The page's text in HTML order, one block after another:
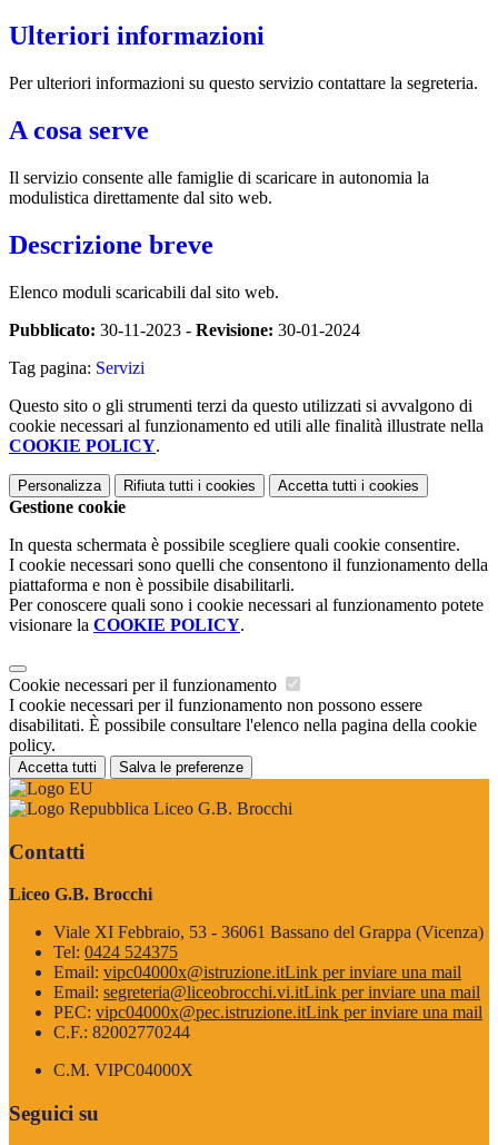
Ulteriori informazioni
Per ulteriori informazioni su questo servizio contattare la segreteria.
A cosa serve
Il servizio consente alle famiglie di scaricare in autonomia la
modulistica direttamente dal sito web.
Descrizione breve
Elenco moduli scaricabili dal sito web.
Pubblicato: 30-11-2023 - Revisione: 30-01-2024
Tag pagina: Servizi
Questo sito o gli strumenti terzi da questo utilizzati si avvalgono di
cookie necessari al funzionamento ed utili alle finalità illustrate nella
COOKIE POLICY.
Personalizza Rifiuta tutti i cookies Accetta tutti i cookies
Gestione cookie
In questa schermata è possibile scegliere quali cookie consentire.
I cookie necessari sono quelli che consentono il funzionamento della
piattaforma e non è possibile disabilitarli.
Per conoscere quali sono i cookie necessari al funzionamento potete
visionare la COOKIE POLICY.
Cookie necessari per il funzionamento
I cookie necessari per il funzionamento non possono essere
disabilitati. È possibile consultare l'elenco nella pagina della cookie
policy.
Accetta tutti Salva le preferenze
Liceo G.B. Brocchi
Contatti
Liceo G.B. Brocchi
Viale XI Febbraio, 53 - 36061 Bassano del Grappa (Vicenza)
Tel: 0424 524375
Email: vipc04000x@istruzione.itLink per inviare una mail
Email: segreteria@liceobrocchi.vi.itLink per inviare una mail
PEC: vipc04000x@pec.istruzione.itLink per inviare una mail
C.F.: 82002770244
C.M. VIPC04000X
Seguici su